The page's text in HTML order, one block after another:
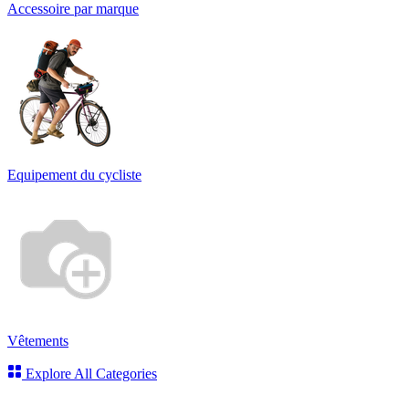
Accessoire par marque
Equipement du cycliste
Vêtements
Explore All Categories